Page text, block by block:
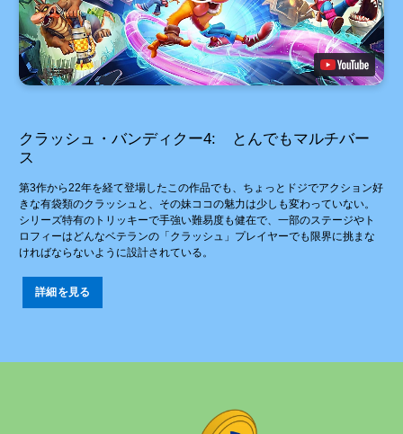
クラッシュ・バンディクー4: とんでもマルチバー
ス
第3作から22年を経て登場したこの作品でも、ちょっとドジでアクション好
きな有袋類のクラッシュと、その妹ココの魅力は少しも変わっていない。
シリーズ特有のトリッキーで手強い難易度も健在で、一部のステージやト
ロフィーはどんなベテランの「クラッシュ」プレイヤーでも限界に挑まな
ければならないように設計されている。
詳細を見る